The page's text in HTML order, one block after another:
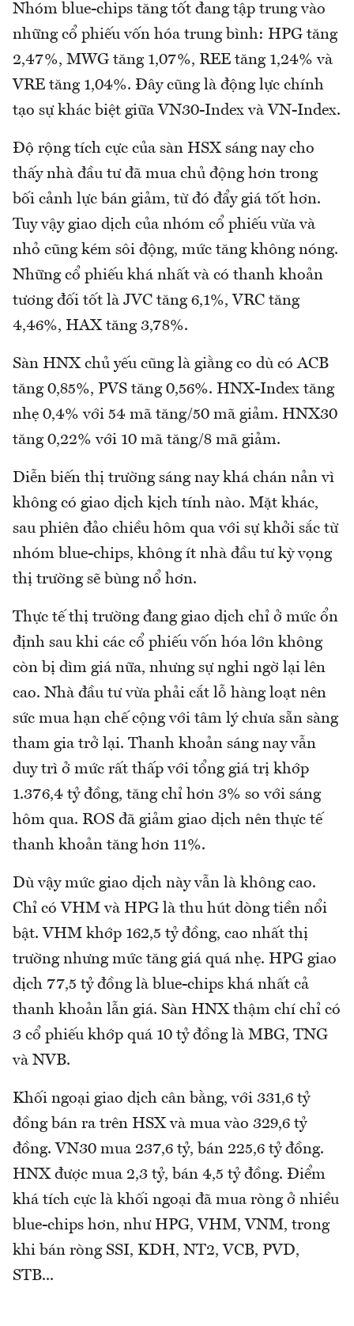
Nhóm blue-chips tăng tốt đang tập trung vào
những cổ phiếu vốn hóa trung bình: HPG tăng
2,47%, MWG tăng 1,07%, REE tăng 1,24% và
VRE tăng 1,04%. Đây cũng là động lực chính
tạo sự khác biệt giữa VN30-Index và VN-Index.
Độ rộng tích cực của sàn HSX sáng nay cho
thấy nhà đầu tư đã mua chủ động hơn trong
bối cảnh lực bán giảm, từ đó đẩy giá tốt hơn.
Tuy vậy giao dịch của nhóm cổ phiếu vừa và
nhỏ cũng kém sôi động, mức tăng không nóng.
Những cổ phiếu khá nhất và có thanh khoản
tương đối tốt là JVC tăng 6,1%, VRC tăng
4,46%, HAX tăng 3,78%.
Sàn HNX chủ yếu cũng là giằng co dù có ACB
tăng 0,85%, PVS tăng 0,56%. HNX-Index tăng
nhẹ 0,4% với 54 mã tăng/50 mã giảm. HNX30
tăng 0,22% với 10 mã tăng/8 mã giảm.
Diễn biến thị trường sáng nay khá chán nản vì
không có giao dịch kịch tính nào. Mặt khác,
sau phiên đảo chiều hôm qua với sự khởi sắc từ
nhóm blue-chips, không ít nhà đầu tư kỳ vọng
thị trường sẽ bùng nổ hơn.
Thực tế thị trường đang giao dịch chỉ ở mức ổn
định sau khi các cổ phiếu vốn hóa lớn không
còn bị dìm giá nữa, nhưng sự nghi ngờ lại lên
cao. Nhà đầu tư vừa phải cắt lỗ hàng loạt nên
sức mua hạn chế cộng với tâm lý chưa sẵn sàng
tham gia trở lại. Thanh khoản sáng nay vẫn
duy trì ở mức rất thấp với tổng giá trị khớp
1.376,4 tỷ đồng, tăng chỉ hơn 3% so với sáng
hôm qua. ROS đã giảm giao dịch nên thực tế
thanh khoản tăng hơn 11%.
Dù vậy mức giao dịch này vẫn là không cao.
Chỉ có VHM và HPG là thu hút dòng tiền nổi
bật. VHM khớp 162,5 tỷ đồng, cao nhất thị
trường nhưng mức tăng giá quá nhẹ. HPG giao
dịch 77,5 tỷ đồng là blue-chips khá nhất cả
thanh khoản lẫn giá. Sàn HNX thậm chí chỉ có
3 cổ phiếu khớp quá 10 tỷ đồng là MBG, TNG
và NVB.
Khối ngoại giao dịch cân bằng, với 331,6 tỷ
đồng bán ra trên HSX và mua vào 329,6 tỷ
đồng. VN30 mua 237,6 tỷ, bán 225,6 tỷ đồng.
HNX được mua 2,3 tỷ, bán 4,5 tỷ đồng. Điểm
khá tích cực là khối ngoại đã mua ròng ở nhiều
blue-chips hơn, như HPG, VHM, VNM, trong
khi bán ròng SSI, KDH, NT2, VCB, PVD,
STB...